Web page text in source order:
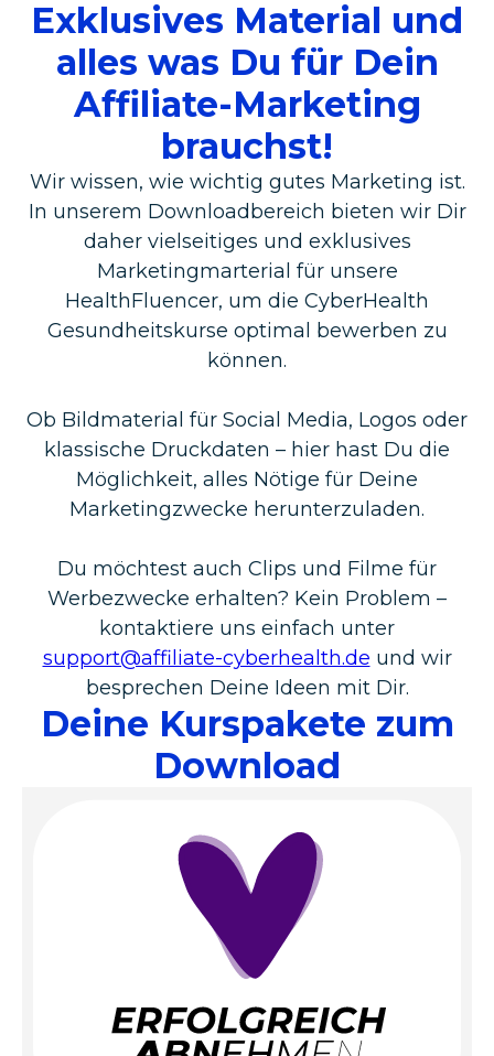
Exklusives Material und
alles was Du für Dein
Affiliate-Marketing
brauchst!
Wir wissen, wie wichtig gutes Marketing ist.
In unserem Downloadbereich bieten wir Dir
daher vielseitiges und exklusives
Marketingmarterial für unsere
HealthFluencer, um die CyberHealth
Gesundheitskurse optimal bewerben zu
können.
Ob Bildmaterial für Social Media, Logos oder
klassische Druckdaten – hier hast Du die
Möglichkeit, alles Nötige für Deine
Marketingzwecke herunterzuladen.
Du möchtest auch Clips und Filme für
Werbezwecke erhalten? Kein Problem –
kontaktiere uns einfach unter
support@affiliate-cyberhealth.de und wir
besprechen Deine Ideen mit Dir.
Deine Kurspakete zum
Download